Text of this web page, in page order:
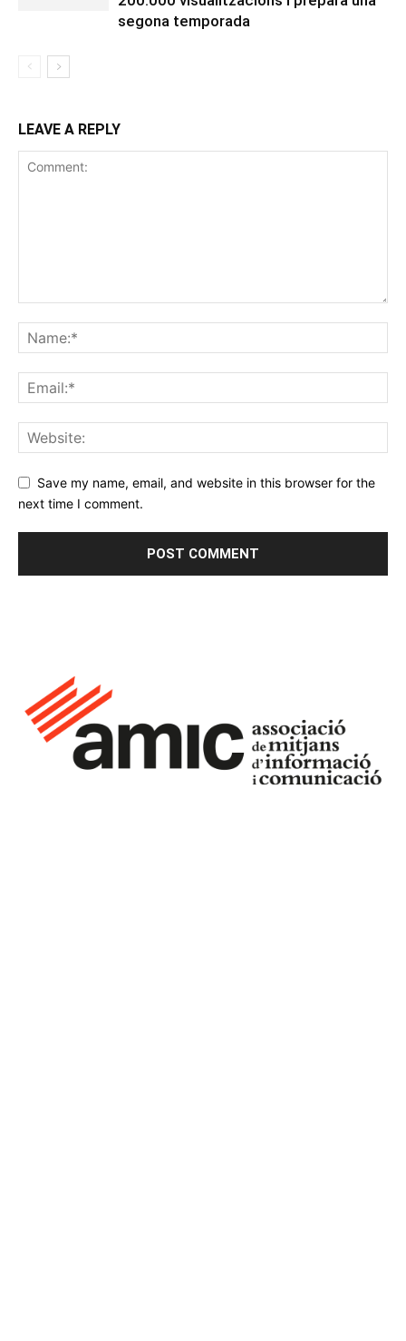
segona temporada
LEAVE A REPLY
Save my name, email, and website in this browser for the
next time I comment.